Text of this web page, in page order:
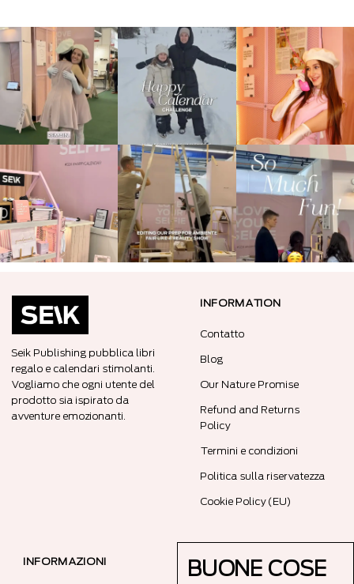
Seik Publishing pubblica libri
regalo e calendari stimolanti.
Vogliamo che ogni utente del
prodotto sia ispirato da
avventure emozionanti.
INFORMATION
Contatto
Blog
Our Nature Promise
Refund and Returns
Policy
Termini e condizioni
Politica sulla riservatezza
Cookie Policy (EU)
INFORMAZIONI BUONE COSE